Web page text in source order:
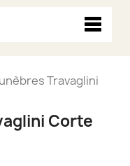
Travaglini
Corte